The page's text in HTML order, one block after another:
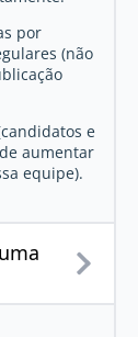
por
(não
e
aumentar
equipe).